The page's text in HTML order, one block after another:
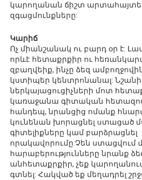
կարողանան ճիշտ
զգացմունքները:
Կարիճ
Ոչ միանշանակ ու բարդ օր է:
որևէ հետաքրքիր ու
զբաղվեիք, ինչը ձեզ
կստիպեր կենտրոնանալ: Նշանի
ներկայացուցիչների մոտ
կառաջանա գիտական
հանդեպ, նրանցից ոմանք
կունենան խորացնել ստացած
գիտելիքները կամ բարձրացնել
որակավորումը:Չեն ստացվում
հարաբերությունները նրանք
անհետաքրքիր, չեք
գտնել: Հակված եք մեղադրել